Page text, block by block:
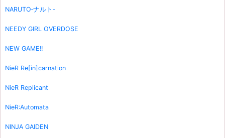
NARUTO‐ナルト‐
NEEDY GIRL OVERDOSE
NEW GAME!!
NieR Re[in]carnation
NieR Replicant
NieR:Automata
NINJA GAIDEN